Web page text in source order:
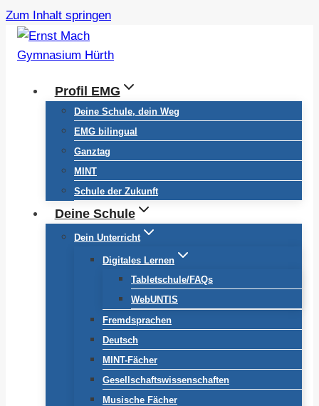
Zum Inhalt springen
Profil EMG
Deine Schule, dein Weg
EMG bilingual
Ganztag
MINT
Schule der Zukunft
Deine Schule
Dein Unterricht
Digitales Lernen
Tabletschule/FAQs
WebUNTIS
Fremdsprachen
Deutsch
MINT-Fächer
Gesellschaftswissenschaften
Musische Fächer